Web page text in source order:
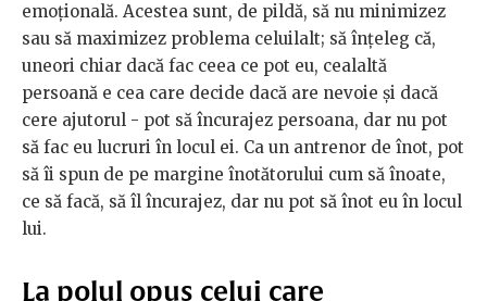
emoțională. Acestea sunt, de pildă, să nu minimizez
sau să maximizez problema celuilalt; să înțeleg că,
uneori chiar dacă fac ceea ce pot eu, cealaltă
persoană e cea care decide dacă are nevoie și dacă
cere ajutorul - pot să încurajez persoana, dar nu pot
să fac eu lucruri în locul ei. Ca un antrenor de înot, pot
să îi spun de pe margine înotătorului cum să înoate,
ce să facă, să îl încurajez, dar nu pot să înot eu în locul
lui.
La polul opus celui care